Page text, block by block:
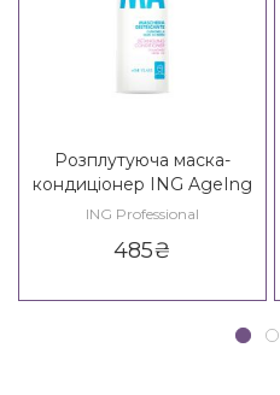
Розплутуюча маска-
кондиціонер ING AgeIng
Detangling Conditioner 14+
ING Professional
485₴